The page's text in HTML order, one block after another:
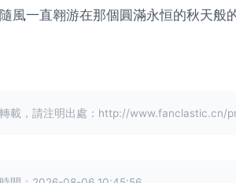
風一直翱游在那個圓滿永恒的秋天般
載，請注明出處：http://www.fanclastic.cn/